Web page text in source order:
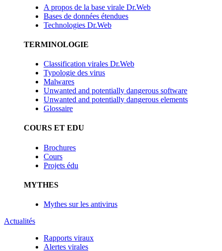
A propos de la base virale Dr.Web
Bases de données étendues
Technologies Dr.Web
TERMINOLOGIE
Classification virales Dr.Web
Typologie des virus
Malwares
Unwanted and potentially dangerous software
Unwanted and potentially dangerous elements
Glossaire
COURS ET EDU
Brochures
Cours
Projets édu
MYTHES
Mythes sur les antivirus
Actualités
Rapports viraux
Alertes virales